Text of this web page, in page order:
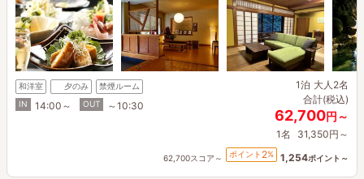
和洋室 夕のみ
禁煙ルーム
IN
14:00～ OUT ～10:30
1泊 大人2名
合計(税込)
62,700円～
1名 31,350円～
62,700スコア～ ポイント 2% 1,254ポイント～